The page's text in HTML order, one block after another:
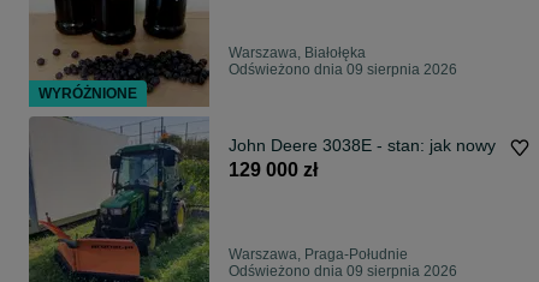
Warszawa, Białołęka
Odświeżono dnia 09 sierpnia 2026
John Deere 3038E - stan: jak nowy
129 000 zł
Warszawa, Praga-Południe
Odświeżono dnia 09 sierpnia 2026
WYRÓŻNIONE